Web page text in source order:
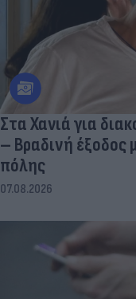
Στα Χανιά για
– Βραδινή έξοδος
πόλης
07.08.2026